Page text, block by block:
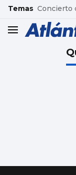
common.go-to-
Temas Concierto